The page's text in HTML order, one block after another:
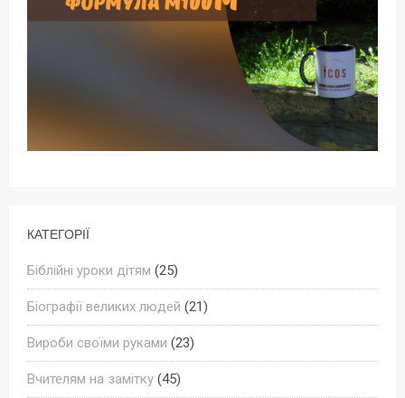
КАТЕГОРІЇ
Біблійні уроки дітям (25)
Біографії великих людей (21)
Вироби своїми руками (23)
Вчителям на замітку (45)